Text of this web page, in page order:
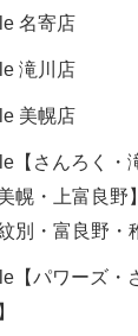
名寄店
滝川店
美幌店
【さんろく・
幌・上富良野
別・富良野・
【パワーズ・